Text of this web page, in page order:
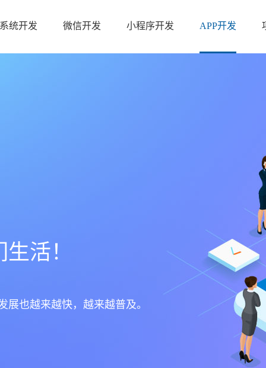
系统开发 微信开发 小程序开发 APP开发
活！
展也越来越快，越来越普及。